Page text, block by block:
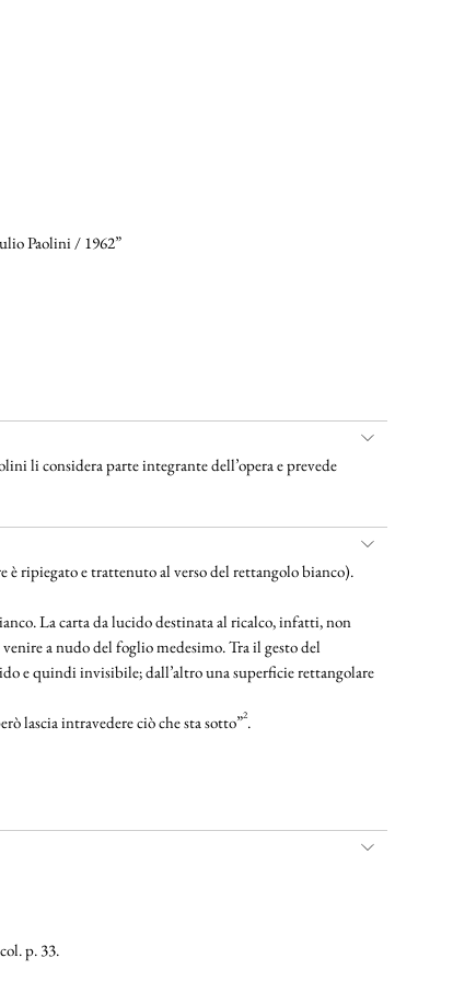
Paolini / 1962”
li considera parte integrante dell’opera e prevede
è ripiegato e trattenuto al verso del rettangolo bianco).
La carta da lucido destinata al ricalco, infatti, non
a nudo del foglio medesimo. Tra il gesto del
e quindi invisibile; dall’altro una superficie rettangolare
lascia intravedere ciò che sta sotto”2.
p. 33.